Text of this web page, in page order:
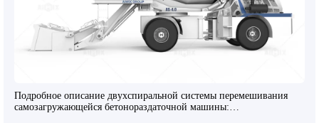
Подробное описание двухспиральной системы перемешивания
самозагружающейся бетонораздаточной машины: